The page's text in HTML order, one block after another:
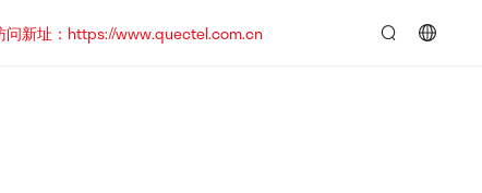
问新址：https://www.quectel.com.cn